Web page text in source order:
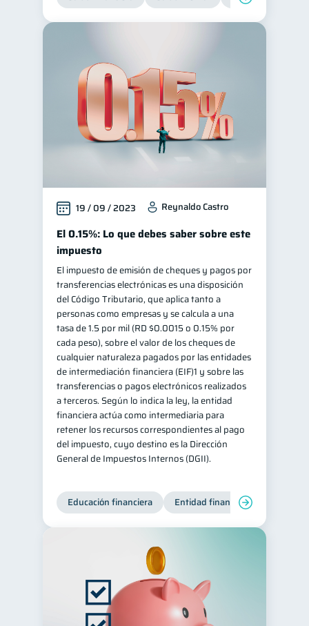
19 / 09 / 2023 Reynaldo Castro
El 0.15%: Lo que debes saber sobre este
impuesto
El impuesto de emisión de cheques y pagos por
transferencias electrónicas es una disposición
del Código Tributario, que aplica tanto a
personas como empresas y se calcula a una
tasa de 1.5 por mil (RD $0.0015 o 0.15% por
cada peso), sobre el valor de los cheques de
cualquier naturaleza pagados por las entidades
de intermediación financiera (EIF)1 y sobre las
transferencias o pagos electrónicos realizados
a terceros. Según lo indica la ley, la entidad
financiera actúa como intermediaria para
retener los recursos correspondientes al pago
del impuesto, cuyo destino es la Dirección
General de Impuestos Internos (DGII).
Educación financiera Entidad financiera